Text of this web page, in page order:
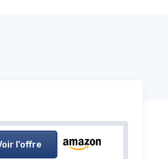
l'offre